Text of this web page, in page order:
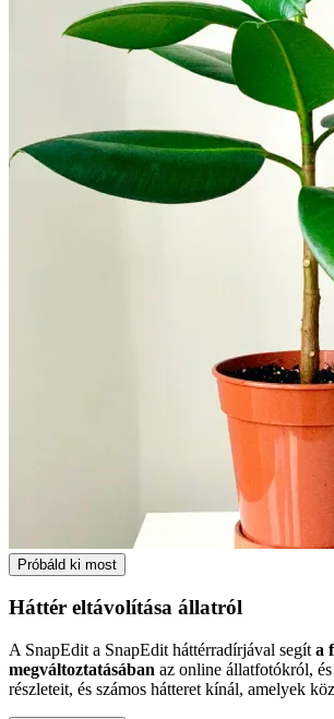
Próbáld ki most
Háttér eltávolítása állatról
A SnapEdit a SnapEdit háttérradírjával segít a
megváltoztatásában az online állatfotókról,
részleteit, és számos hátteret kínál, amelyek